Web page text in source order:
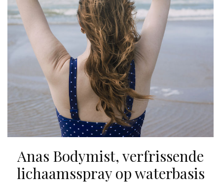
Anas Bodymist, verfrissende
lichaamsspray op waterbasis